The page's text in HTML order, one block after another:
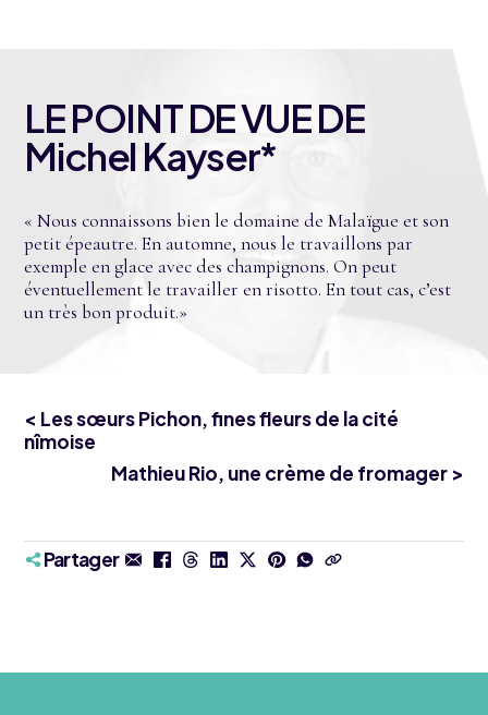
LE POINT DE VUE DE
Michel Kayser*
« Nous connaissons bien le domaine de Malaïgue et son
petit épeautre. En automne, nous le travaillons par
exemple en glace avec des champignons. On peut
éventuellement le travailler en risotto. En tout cas, c’est
un très bon produit.»
< Les sœurs Pichon, fines fleurs de la cité
nîmoise
Mathieu Rio, une crème de fromager >
Partager